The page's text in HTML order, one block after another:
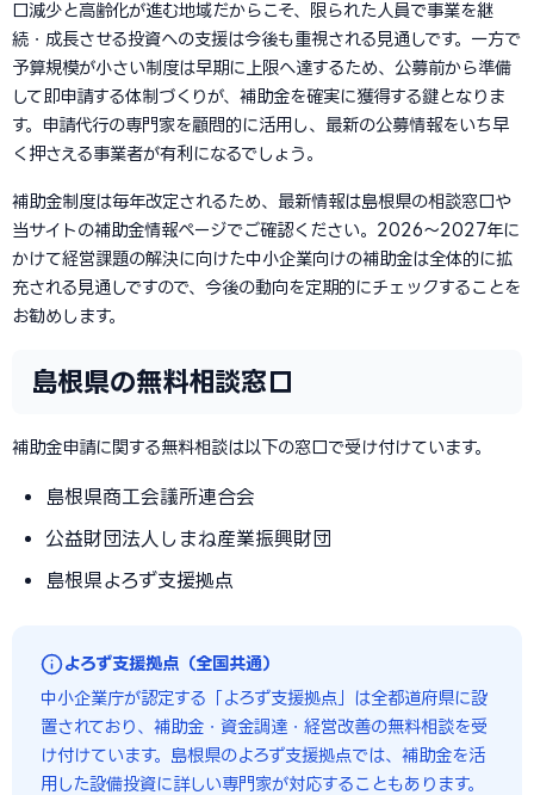
口減少と高齢化が進む地域だからこそ、限られた人員で事業を継
続・成長させる投資への支援は今後も重視される見通しです。一方で
予算規模が小さい制度は早期に上限へ達するため、公募前から準備
して即申請する体制づくりが、補助金を確実に獲得する鍵となりま
す。申請代行の専門家を顧問的に活用し、最新の公募情報をいち早
く押さえる事業者が有利になるでしょう。
補助金制度は毎年改定されるため、最新情報は島根県の相談窓口や
当サイトの補助金情報ページでご確認ください。2026〜2027年に
かけて経営課題の解決に向けた中小企業向けの補助金は全体的に拡
充される見通しですので、今後の動向を定期的にチェックすることを
お勧めします。
島根県の無料相談窓口
補助金申請に関する無料相談は以下の窓口で受け付けています。
島根県商工会議所連合会
公益財団法人しまね産業振興財団
島根県よろず支援拠点
よろず支援拠点（全国共通）
中小企業庁が認定する「よろず支援拠点」は全都道府県に設
置されており、補助金・資金調達・経営改善の無料相談を受
け付けています。島根県のよろず支援拠点では、補助金を活
用した設備投資に詳しい専門家が対応することもあります。